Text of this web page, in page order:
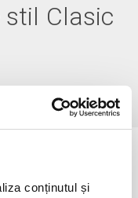
conținutul și
stil Clasic